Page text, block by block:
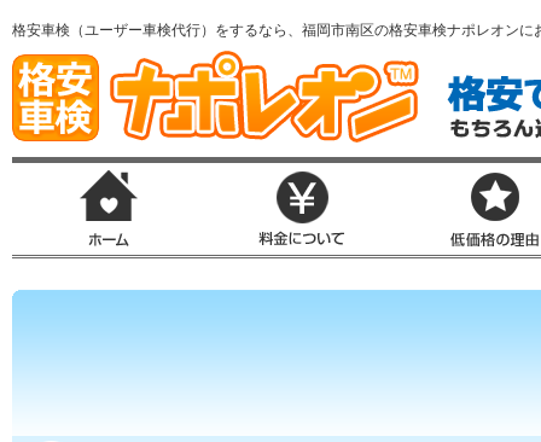
格安車検（ユーザー車検代行）をするなら、福岡市南区の格安車検ナポレオンに